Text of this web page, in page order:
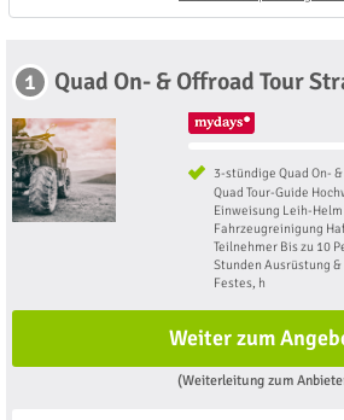
1 Quad On- & Offroad Tour
3-stündige Quad On-
Quad Tour-Guide
Einweisung Leih-
Fahrzeugreinigung
Teilnehmer Bis zu 10
Stunden Ausrüstung
Festes, h
Weiter zum
(Weiterleitung zum